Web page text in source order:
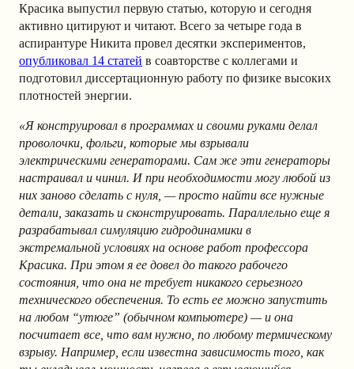
Красика выпустил первую статью, которую и сегодня
активно цитируют и читают. Всего за четыре года в
аспирантуре Никита провел десятки экспериментов,
опубликовал 14 статей в соавторстве с коллегами и
подготовил диссертационную работу по физике высоких
плотностей энергии.
«Я конструировал в программах и своими руками делал
проволочки, фольги, которые мы взрывали
электрическими генераторами. Сам же эти генераторы
настраивал и чинил. И при необходимости могу любой из
них заново сделать с нуля, — просто найти все нужные
детали, заказать и сконструировать. Параллельно еще я
разрабатывал симуляцию гидродинамики в
экстремальной условиях на основе работ профессора
Красика. При этом я ее довел до такого рабочего
состояния, что она не требует никакого серьезного
технического обеспечения. То есть ее можно запустить
на любом “утюге” (обычном компьютере) — и она
посчитает все, что вам нужно, по любому термическому
взрыву. Например, если известна зависимость того, как